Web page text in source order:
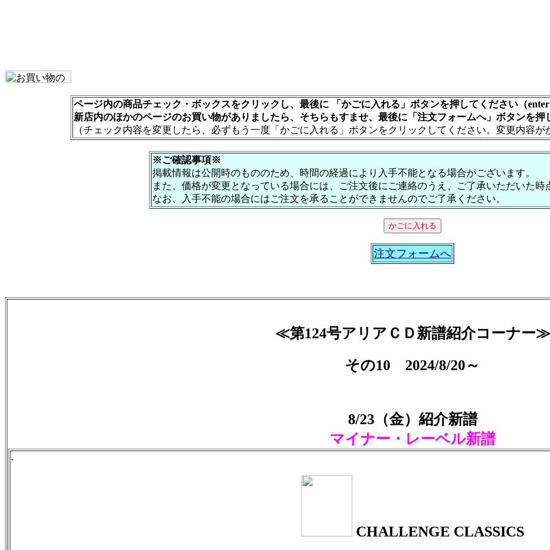
ページ内の商品チェック・ボックスをクリックし、最後に 「かごに入れる」ボタンを押してください（
新店内のほかのページのお買い物がありましたら、そちらもすませ、最後に「注文フォームへ」ボタンを
（チェック内容を変更したら、必ずもう一度「かごに入れる」ボタンをクリックしてください。変更内容
※ご確認事項※
掲載情報は公開時のもののため、時間の経過により入手不能となる場合がございます。
また、価格が変更となっている場合には、ご注文後にご連絡のうえ、ご了承いただいた
なお、入手不能の場合にはご注文を承ることができませんのでご了承ください。
注文フォームへ
≪第124号アリアＣＤ新譜紹介コーナー≫
その10 2024/8/20～
8/23（金）紹介新譜
マイナー・レーベル新譜
.
CHALLENGE CLASSICS